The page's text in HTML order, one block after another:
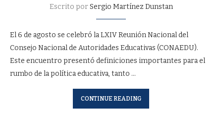
Escrito porSergio Martínez Dunstan
El 6 de agosto se celebró la LXIV Reunión Nacional del
Consejo Nacional de Autoridades Educativas (CONAEDU).
Este encuentro presentó definiciones importantes para el
rumbo de la política educativa, tanto …
CONTINUE READING